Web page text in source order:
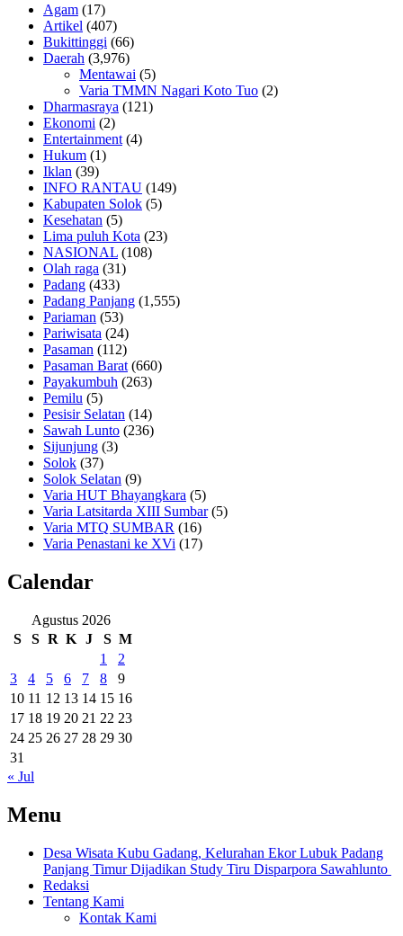
Agam (17)
Artikel (407)
Bukittinggi (66)
Daerah (3,976)
Mentawai (5)
Varia TMMN Nagari Koto Tuo (2)
Dharmasraya (121)
Ekonomi (2)
Entertainment (4)
Hukum (1)
Iklan (39)
INFO RANTAU (149)
Kabupaten Solok (5)
Kesehatan (5)
Lima puluh Kota (23)
NASIONAL (108)
Olah raga (31)
Padang (433)
Padang Panjang (1,555)
Pariaman (53)
Pariwisata (24)
Pasaman (112)
Pasaman Barat (660)
Payakumbuh (263)
Pemilu (5)
Pesisir Selatan (14)
Sawah Lunto (236)
Sijunjung (3)
Solok (37)
Solok Selatan (9)
Varia HUT Bhayangkara (5)
Varia Latsitarda XIII Sumbar(5)
Varia MTQ SUMBAR (16)
Varia Penastani ke XVi (17)
Calendar
Agustus 2026
S
S R K J S M
1
2
3
4 5 6 7 8
9
10 11 12 13 14 15 16
17 18 19 20 21 22 23
24 25 26 27 28 29 30
31
« Jul
Menu
Desa Wisata Kubu Gadang, Kelurahan Ekor Lubuk Padang
Panjang Timur Dijadikan Study Tiru Disparpora Sawahlunto
Redaksi
Tentang Kami
Kontak Kami